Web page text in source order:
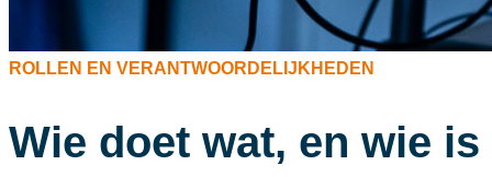
ROLLEN EN VERANTWOORDELIJKHEDEN
Wie doet wat, en wie